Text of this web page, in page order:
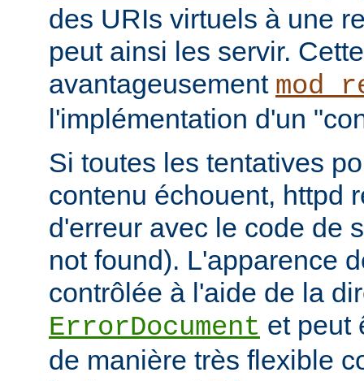
des URIs virtuels à une
peut ainsi les servir.
avantageusement
l'implémentation d'un
Si toutes les tentatives
contenu échouent, httpd
d'erreur avec le code de
not found). L'apparence
contrôlée à l'aide de la
ErrorDocument et peut
de manière très flexible